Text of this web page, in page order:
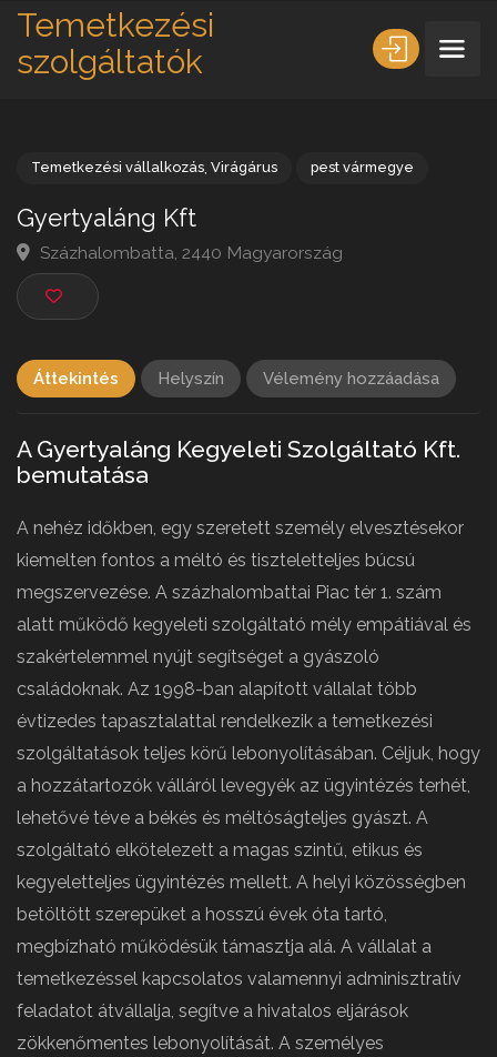
Temetkezési
szolgáltatók
Gyertyaláng Kft
Százhalombatta, 2440 Magyarország
Áttekintés Helyszín Vélemény hozzáadása
A Gyertyaláng Kegyeleti Szolgáltató Kft.
bemutatása
A nehéz időkben, egy szeretett személy elvesztésekor
kiemelten fontos a méltó és tiszteletteljes búcsú
megszervezése. A százhalombattai Piac tér 1. szám
alatt működő kegyeleti szolgáltató mély empátiával és
szakértelemmel nyújt segítséget a gyászoló
családoknak. Az 1998-ban alapított vállalat több
évtizedes tapasztalattal rendelkezik a temetkezési
szolgáltatások teljes körű lebonyolításában. Céljuk, hogy
a hozzátartozók válláról levegyék az ügyintézés terhét,
lehetővé téve a békés és méltóságteljes gyászt. A
szolgáltató elkötelezett a magas szintű, etikus és
kegyeletteljes ügyintézés mellett. A helyi közösségben
betöltött szerepüket a hosszú évek óta tartó,
megbízható működésük támasztja alá. A vállalat a
temetkezéssel kapcsolatos valamennyi adminisztratív
feladatot átvállalja, segítve a hivatalos eljárások
zökkenőmentes lebonyolítását. A személyes